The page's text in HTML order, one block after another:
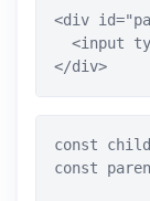
<div
<input
const
const